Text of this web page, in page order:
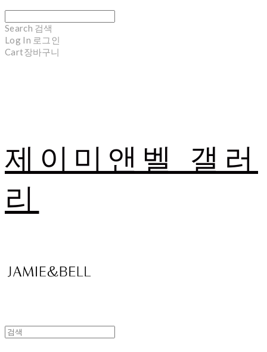
Search 검색
Log In 로그인
Cart장바구니
제이미앤벨 갤러
리